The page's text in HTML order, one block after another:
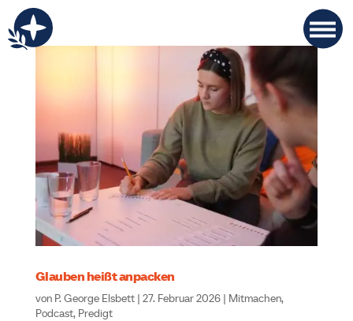
Glauben heißt anpacken
von P. George Elsbett| 27. Februar 2026| Mitmachen,
Podcast, Predigt